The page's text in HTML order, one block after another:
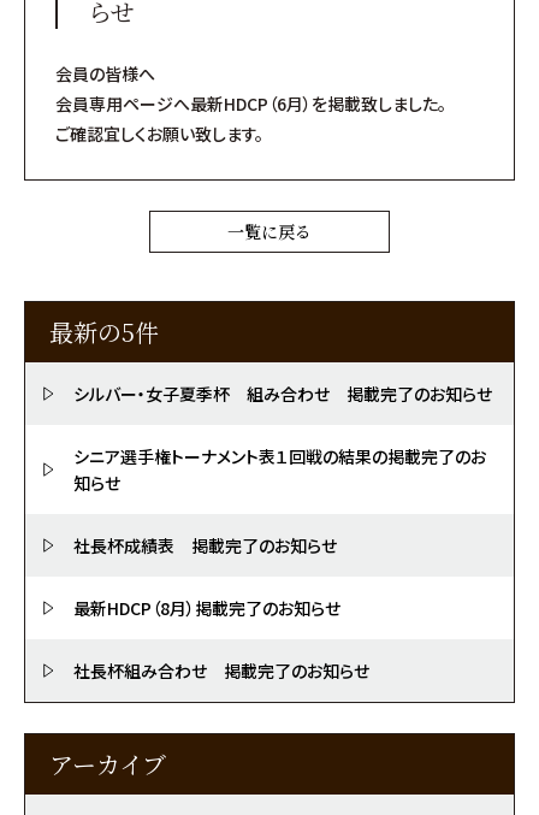
らせ
会員の皆様へ
会員専用ページへ最新HDCP（6月）を掲載致しました。
ご確認宜しくお願い致します。
一覧に戻る
最新の5件
シルバー・女子夏季杯 組み合わせ 掲載完了のお知らせ
シニア選手権トーナメント表１回戦の結果の掲載完了のお
知らせ
社長杯成績表 掲載完了のお知らせ
最新HDCP（8月）掲載完了のお知らせ
社長杯組み合わせ 掲載完了のお知らせ
アーカイブ